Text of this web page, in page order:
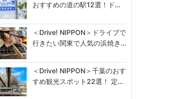
おすすめの道の駅12選！ド…
＜Drive! NIPPON＞ドライブで
行きたい関東で人気の浜焼き…
＜Drive! NIPPON＞千葉のおす
すめ観光スポット22選！ 定…